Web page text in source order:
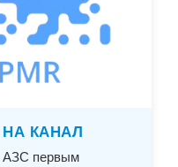
КАНАЛ
АЗС первым